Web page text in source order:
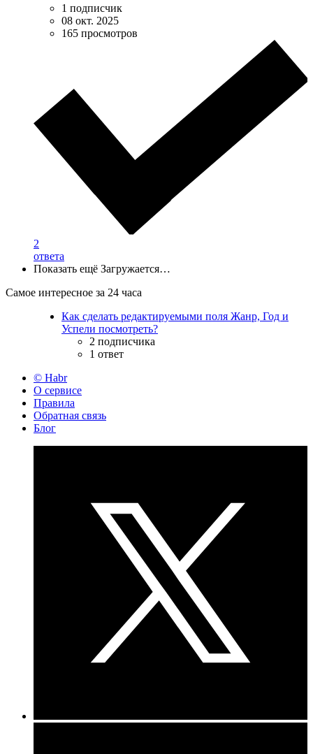
1 подписчик
08 окт. 2025
165 просмотров
2
ответа
Показать ещё Загружается…
Самое интересное за 24 часа
Как сделать редактируемыми поля Жанр, Год и
Успели посмотреть?
2 подписчика
1 ответ
© Habr
О сервисе
Правила
Обратная связь
Блог